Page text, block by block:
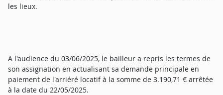
les lieux.
A l'audience du 03/06/2025, le bailleur a repris les termes de
son assignation en actualisant sa demande principale en
paiement de l'arriéré locatif à la somme de 3.190,71 € arrêtée
à la date du 22/05/2025.